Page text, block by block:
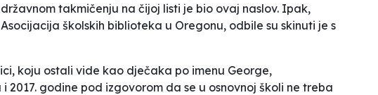
takmičenju na čijoj listi je bio ovaj naslov. Ipak,
školskih biblioteka u Oregonu, odbile su skinuti je s
koju ostali vide kao dječaka po imenu George,
godine pod izgovorom da se u osnovnoj školi ne treba